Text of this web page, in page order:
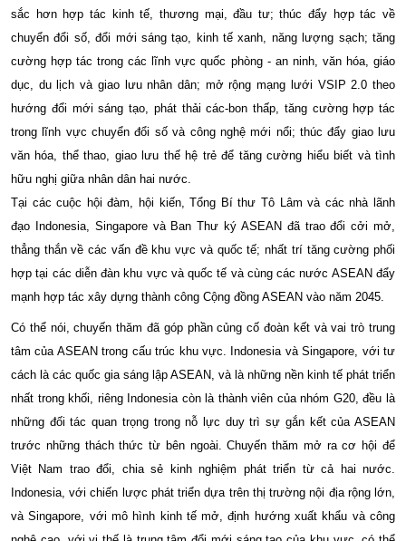
sắc hơn hợp tác kinh tế, thương mại, đầu tư; thúc đẩy hợp tác về
chuyển đổi số, đổi mới sáng tạo, kinh tế xanh, năng lượng sạch; tăng
cường hợp tác trong các lĩnh vực quốc phòng - an ninh, văn hóa, giáo
dục, du lịch và giao lưu nhân dân; mở rộng mạng lưới VSIP 2.0 theo
hướng đổi mới sáng tạo, phát thải các-bon thấp, tăng cường hợp tác
trong lĩnh vực chuyển đổi số và công nghệ mới nổi; thúc đẩy giao lưu
văn hóa, thể thao, giao lưu thế hệ trẻ để tăng cường hiểu biết và tình
hữu nghị giữa nhân dân hai nước.
Tại các cuộc hội đàm, hội kiến, Tổng Bí thư Tô Lâm và các nhà lãnh
đạo Indonesia, Singapore và Ban Thư ký ASEAN đã trao đổi cởi mở,
thẳng thắn về các vấn đề khu vực và quốc tế; nhất trí tăng cường phối
hợp tại các diễn đàn khu vực và quốc tế và cùng các nước ASEAN đẩy
mạnh hợp tác xây dựng thành công Cộng đồng ASEAN vào năm 2045.
Có thể nói, chuyến thăm đã góp phần củng cố đoàn kết và vai trò trung
tâm của ASEAN trong cấu trúc khu vực. Indonesia và Singapore, với tư
cách là các quốc gia sáng lập ASEAN, và là những nền kinh tế phát triển
nhất trong khối, riêng Indonesia còn là thành viên của nhóm G20, đều là
những đối tác quan trọng trong nỗ lực duy trì sự gắn kết của ASEAN
trước những thách thức từ bên ngoài. Chuyến thăm mở ra cơ hội để
Việt Nam trao đổi, chia sẻ kinh nghiệm phát triển từ cả hai nước.
Indonesia, với chiến lược phát triển dựa trên thị trường nội địa rộng lớn,
và Singapore, với mô hình kinh tế mở, định hướng xuất khẩu và công